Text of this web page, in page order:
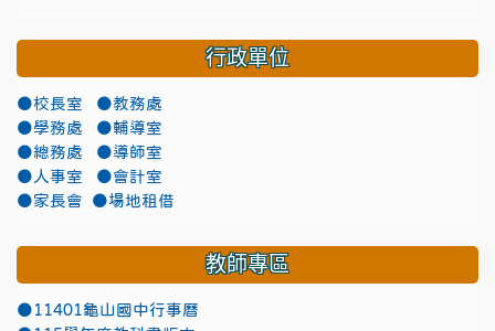
行政單位
●校長室
●教務處
●學務處
●輔導室
●總務處
●導師室
●人事室
●會計室
●家長會
●場地租借
教師專區
●11401龜山國中行事曆